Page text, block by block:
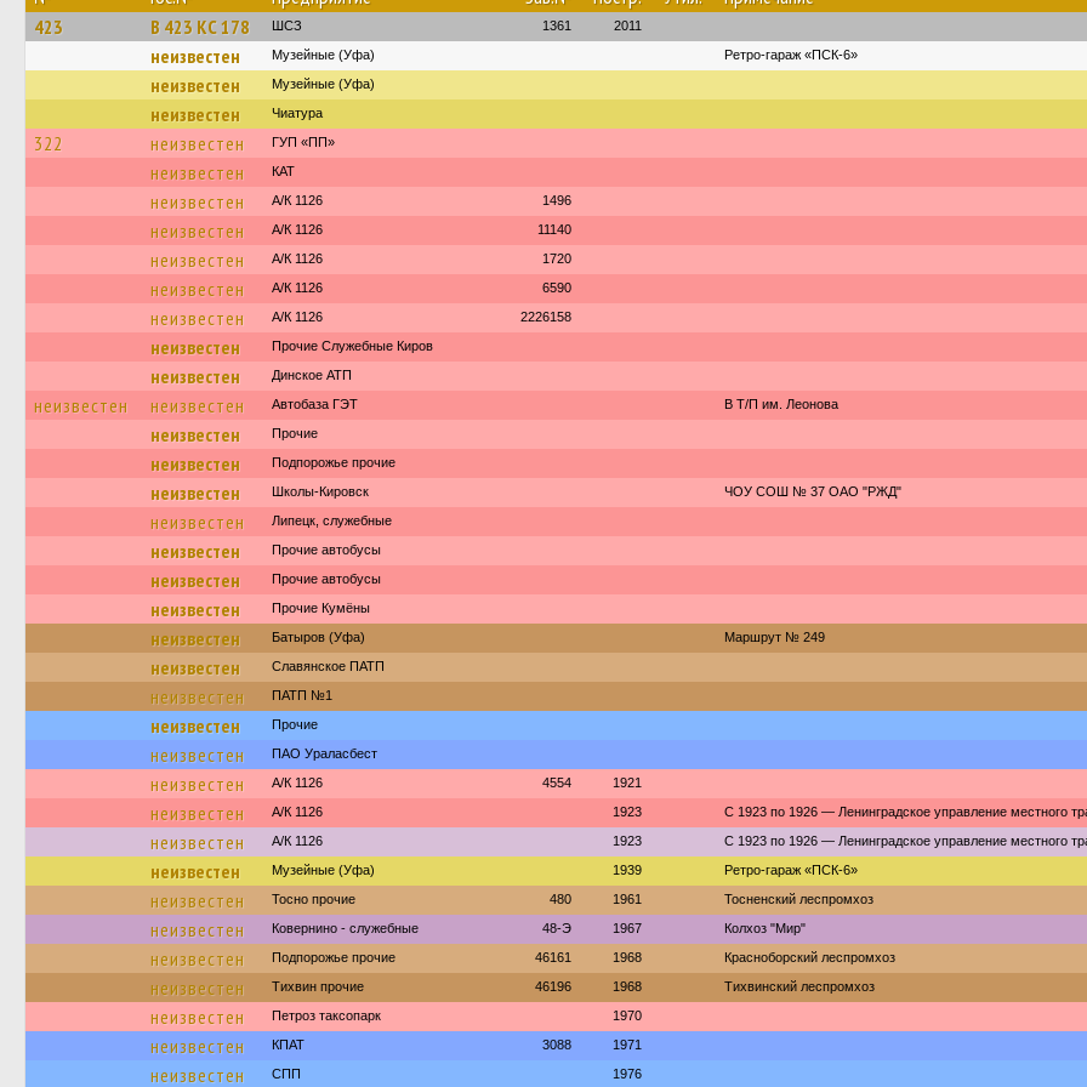
423 В 423 КС 178 ШСЗ 1361 2011
неизвестен Музейные (Уфа) Ретро-гараж «ПСК-6»
неизвестен Музейные (Уфа)
неизвестен Чиатура
322 неизвестен ГУП «ПП»
неизвестен КАТ
неизвестен А/К 1126 1496
неизвестен А/К 1126 11140
неизвестен А/К 1126 1720
неизвестен А/К 1126 6590
неизвестен А/К 1126 2226158
неизвестен Прочие Служебные Киров
неизвестен Динское АТП
неизвестен неизвестен Автобаза ГЭТ В Т/П им. Леонова
неизвестен Прочие
неизвестен Подпорожье прочие
неизвестен Школы-Кировск ЧОУ СОШ № 37 ОАО "РЖД"
неизвестен Липецк, служебные
неизвестен Прочие автобусы
неизвестен Прочие автобусы
неизвестен Прочие Кумёны
неизвестен Батыров (Уфа) Маршрут № 249
неизвестен Славянское ПАТП
неизвестен ПАТП №1
неизвестен Прочие
неизвестен ПАО Ураласбест
неизвестен А/К 1126 4554 1921
неизвестен А/К 1126 1923 С 1923 по 1926 — Ленинградское управление местного
неизвестен А/К 1126 1923 С 1923 по 1926 — Ленинградское управление местного
неизвестен Музейные (Уфа) 1939 Ретро-гараж «ПСК-6»
неизвестен Тосно прочие 480 1961 Тосненский леспромхоз
неизвестен Ковернино - служебные 48-Э 1967 Колхоз "Мир"
неизвестен Подпорожье прочие 46161 1968 Красноборский леспромхоз
неизвестен Тихвин прочие 46196 1968 Тихвинский леспромхоз
неизвестен Петроз таксопарк 1970
неизвестен КПАТ 3088 1971
неизвестен СПП 1976